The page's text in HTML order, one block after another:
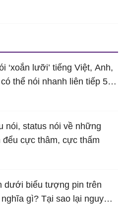
‘xoắn lưỡi’ tiếng Việt, Anh,
thể nói nhanh liên tiếp 5
nói, status nói về những
cực thâm, cực thấm
dưới biểu tượng pin trên
gì? Tại sao lại nguy